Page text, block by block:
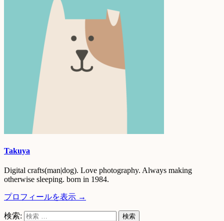
Takuya
Digital crafts(man|dog). Love photography. Always making
otherwise sleeping. born in 1984.
プロフィールを表示 →
検索: